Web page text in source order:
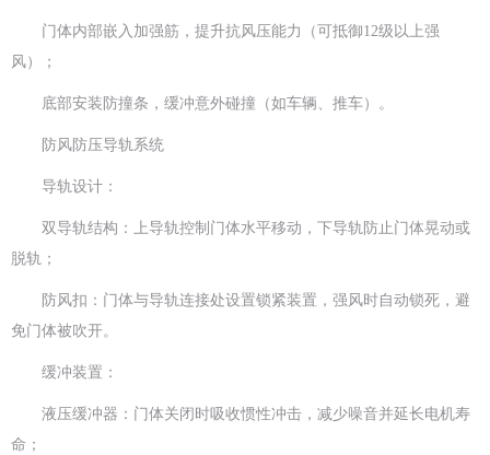
门体内部嵌入加强筋，提升抗风压能力（可抵御12级以上强
风）；
底部安装防撞条，缓冲意外碰撞（如车辆、推车）。
防风防压导轨系统
导轨设计：
双导轨结构：上导轨控制门体水平移动，下导轨防止门体晃动或
脱轨；
防风扣：门体与导轨连接处设置锁紧装置，强风时自动锁死，避
免门体被吹开。
缓冲装置：
液压缓冲器：门体关闭时吸收惯性冲击，减少噪音并延长电机寿
命；